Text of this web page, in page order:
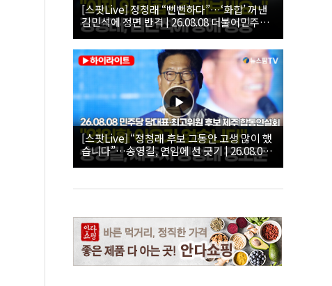
[스팟Live] 정청래 “뻔뻔하다”…‘화합’ 꺼낸
김민석에 정면 반격 | 26.08.08 더불어민주당
당대표·최고위원 후보 제주 합동연설회
[스팟Live] “정청래 후보 그동안 고생 많이 했
습니다”…송영길, 연임에 선 긋기 | 26.08.08
더불어민주당 당대표·최고위원 후보 제주 합